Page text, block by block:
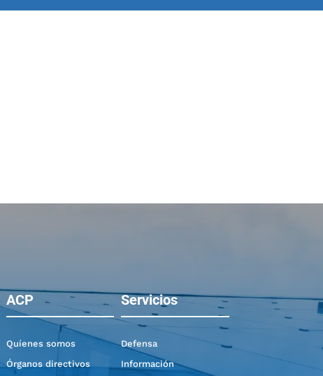
ACP Servicios
Quíenes somos
Órganos directivos
Defensa
Información